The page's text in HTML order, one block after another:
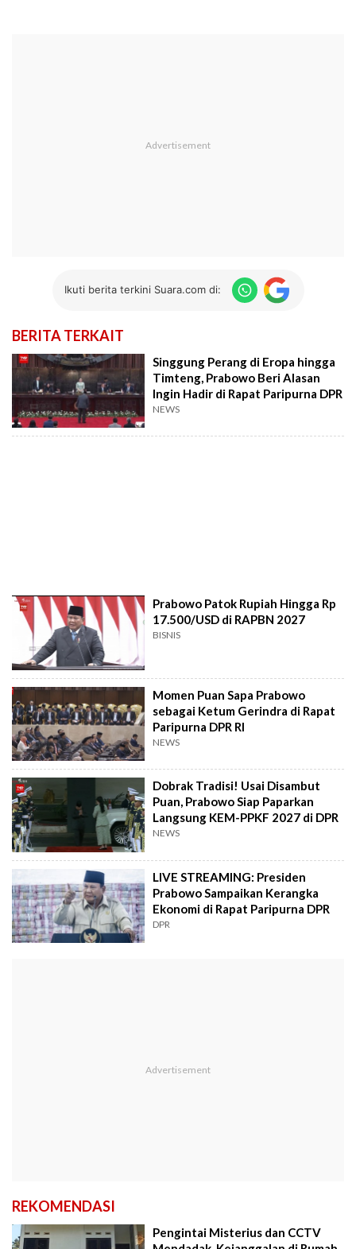
Ikuti berita terkini Suara.com di:
BERITA TERKAIT
Singgung Perang di Eropa hingga
Timteng, Prabowo Beri Alasan
Ingin Hadir di Rapat Paripurna DPR
NEWS
Prabowo Patok Rupiah Hingga Rp
17.500/USD di RAPBN 2027
BISNIS
Momen Puan Sapa Prabowo
sebagai Ketum Gerindra di Rapat
Paripurna DPR RI
NEWS
Dobrak Tradisi! Usai Disambut
Puan, Prabowo Siap Paparkan
Langsung KEM-PPKF 2027 di DPR
NEWS
LIVE STREAMING: Presiden
Prabowo Sampaikan Kerangka
Ekonomi di Rapat Paripurna DPR
DPR
REKOMENDASI
Pengintai Misterius dan CCTV